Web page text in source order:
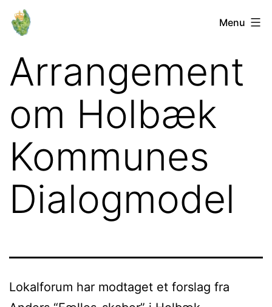
Fortsæt
Orø
Menu
Arrangement
om Holbæk
Kommunes
Dialogmodel
Lokalforum har modtaget et forslag fra